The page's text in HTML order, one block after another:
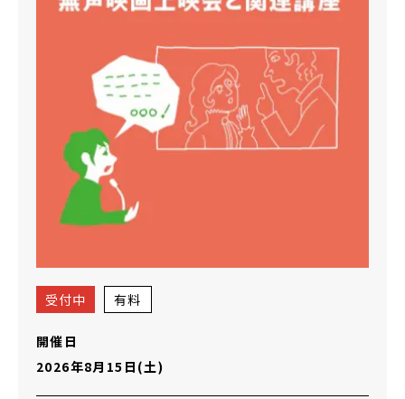
受付中 有料
開催日
2026年8月15日(土)